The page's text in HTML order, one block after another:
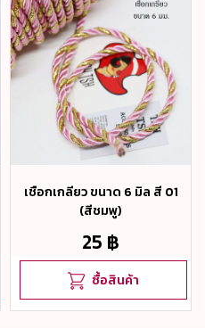
เชือกเกลียว ขนาด 6 มิล สี 01
(สีชมพู)
25 ฿
ซื้อสินค้า